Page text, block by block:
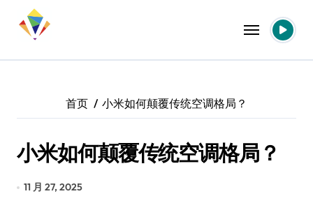
首页 小米如何颠覆传统空调格局？
小米如何颠覆传统空调格局？
11 月 27, 2025